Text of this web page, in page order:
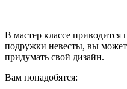
В мастер классе
подружки невесты, вы
придумать свой дизайн.
Вам понадобятся: